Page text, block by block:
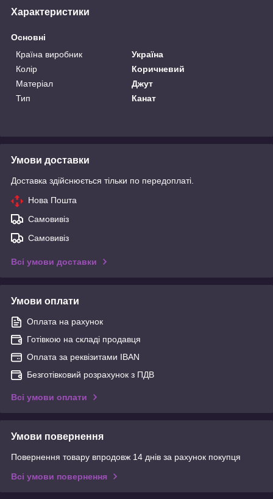
Характеристики
Основні
Країна виробник
Україна
Колір
Коричневий
Матеріал
Джут
Тип
Канат
Умови доставки
Доставка здійснюється тільки по передоплаті.
Нова Пошта
Самовивіз
Самовивіз
Всі умови доставки
Умови оплати
Оплата на рахунок
Готівкою на складі продавця
Оплата за реквізитами IBAN
Безготівковий розрахунок з ПДВ
Всі умови оплати
Умови повернення
Повернення товару впродовж 14 днів за рахунок покупця
Всі умови повернення